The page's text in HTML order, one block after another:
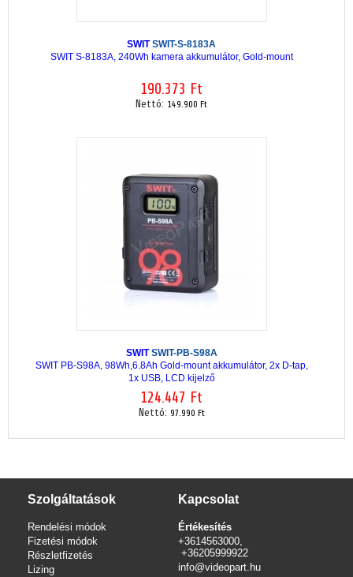
SWITSWIT-S-8183A
SWIT S-8183A, 240Wh kamera akkumulátor, Gold-mount
190.373 Ft
Nettó: 149.900 Ft
SWITSWIT-PB-S98A
SWIT PB-S98A, 98Wh,6.8Ah Gold-mount akkumulátor, 2x D-tap,
1x USB, LCD kijelző
124.447 Ft
Nettó: 97.990 Ft
Szolgáltatások
Rendelési módok
Fizetési módok
Részletfizetés
Lizing
Kapcsolat
Értékesítés
+3614563000,
+36205999922
info@videopart.hu